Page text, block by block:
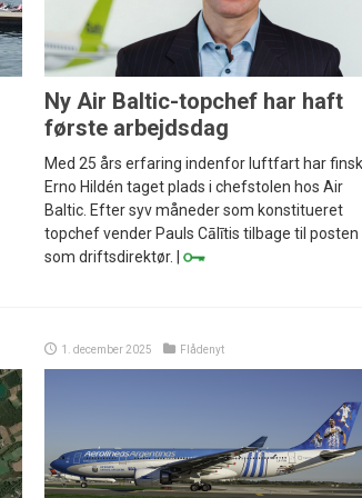
Ny Air Baltic-topchef har haft
første arbejdsdag
Med 25 års erfaring indenfor luftfart har
Erno Hildén taget plads i chefstolen hos Air
Baltic. Efter syv måneder som konstitueret
topchef vender Pauls Cālītis tilbage til posten
som driftsdirektør. |
1. december 2025 Flådenyt